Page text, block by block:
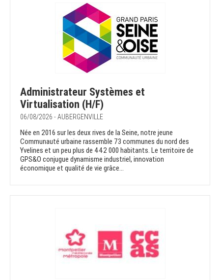
Administrateur Systèmes et
Virtualisation (H/F)
06/08/2026 - AUBERGENVILLE
Née en 2016 sur les deux rives de la Seine, notre jeune
Communauté urbaine rassemble 73 communes du nord des
Yvelines et un peu plus de 442 000 habitants. Le territoire de
GPS&O conjugue dynamisme industriel, innovation
économique et qualité de vie grâce...